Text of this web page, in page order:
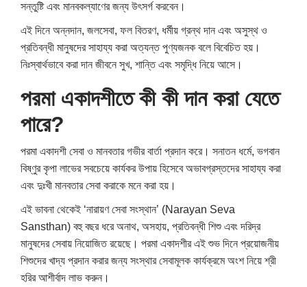
সন্তুষ্টি এবং মানবকল্যাণের জন্য উৎসর্গ করবেন।
এই দিনে অন্নদান, জলসেবা, ফল বিতরণ, ধর্মীয় গ্রন্থ দান এবং অসুস্থ ও
প্রতিবন্ধী মানুষদের সাহায্য করা অত্যন্ত পুণ্যজনক বলে বিবেচিত হয়।
নিঃস্বার্থভাবে করা দান জীবনে সুখ, শান্তি এবং সমৃদ্ধি নিয়ে আসে।
পরমা একাদশীতে কী কী দান করা যেতে
পারে?
পরমা একাদশী সেবা ও মানবতার গভীর বার্তা প্রদান করে। সনাতন ধর্মে, ভগবান
বিষ্ণুর কৃপা লাভের সবচেয়ে কার্যকর উপায় হিসেবে অভাবগ্রস্তদের সাহায্য করা
এবং দুঃখী মানবতার সেবা করাকে মনে করা হয়।
এই ভাবনা থেকেই ‘নারায়ণ সেবা সংস্থান’ (Narayan Seva
Sansthan) বহু বছর ধরে অনাথ, অসহায়, প্রতিবন্ধী শিশু এবং দরিদ্র
মানুষদের সেবায় নিয়োজিত রয়েছে। পরমা একাদশীর এই শুভ দিনে প্রয়োজনীয়
শিশুদের খাদ্য প্রদান করার জন্য সংস্থার সেবামূলক কার্যক্রমে অংশ নিয়ে শ্রী
হরির আশীর্বাদ লাভ করুন।